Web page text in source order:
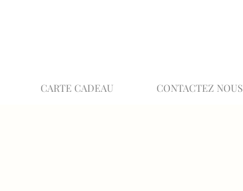
CARTE CADEAU CONTACTEZ NOUS